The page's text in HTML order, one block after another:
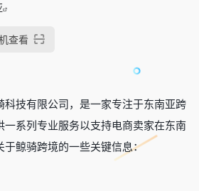
查看
科技有限公司，是一家专注于东南亚跨
一系列专业服务以支持电商卖家在东南
于鲸骑跨境的一些关键信息：